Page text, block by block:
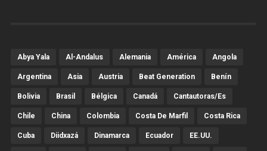
Abya Yala Al-Andalus Alemania América Angola
Argentina Asia Austria Beat Generation Benín
Bolivia Brasil Bélgica Canadá Cantautoras/es
Chile China Colombia Costa De Marfil Costa Rica
Cuba Diidxazá Dinamarca Ecuador EE.UU.